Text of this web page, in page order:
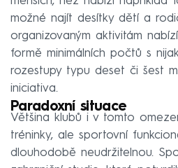
možné najít desítky dětí a
organizovaným aktivitám
formě minimálních počtů s
rozestupy typu deset či šest
iniciativa.
Paradoxní situace
Většina klubů i v tomto
tréninky, ale sportovní
dlouhodobě neudržitelnou.